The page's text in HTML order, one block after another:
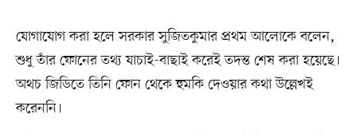
যোগাযোগ করা হলে সরকার সুজিতকুমার প্রথম আলোকে বলেন,
শুধু তাঁর ফোনের তথ্য যাচাই-বাছাই করেই তদন্ত শেষ করা হয়েছে।
অথচ জিডিতে তিনি ফোন থেকে হুমকি দেওয়ার কথা উল্লেখই
করেননি।